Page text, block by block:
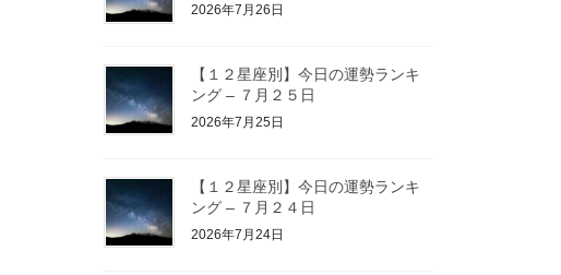
2026年7月26日
【１２星座別】今日の運勢ランキ
ング – ７月２５日
2026年7月25日
【１２星座別】今日の運勢ランキ
ング – ７月２４日
2026年7月24日